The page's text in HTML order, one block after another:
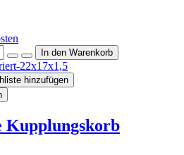
hinzufügen
Kupplungskorb